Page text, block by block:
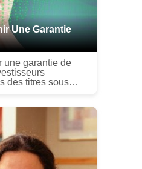
Une Garantie
une garantie de
des titres sous
tels que des
garantie de